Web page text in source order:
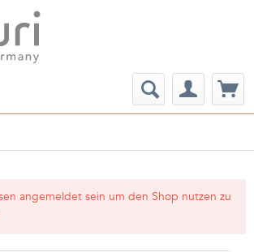
angemeldet sein um den Shop nutzen zu